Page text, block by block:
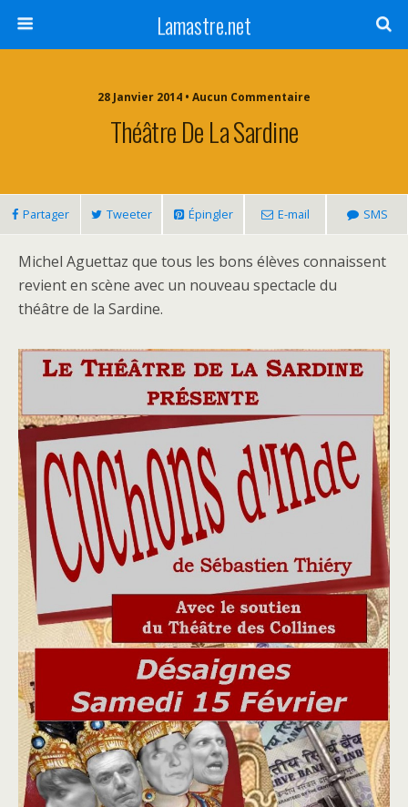
Lamastre.net
28 Janvier 2014 • Aucun Commentaire
Théâtre De La Sardine
Partager Tweeter Épingler E-mail SMS
Michel Aguettaz que tous les bons élèves connaissent
revient en scène avec un nouveau spectacle du
théâtre de la Sardine.